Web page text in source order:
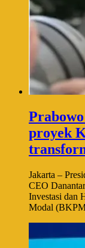
proyek
Jakarta –
CEO
Investasi dan
Modal